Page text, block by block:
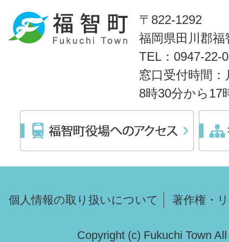
〒822-1292
福岡県田川郡福
TEL：0947-22-
窓口受付時間
8時30分から17
個人情報の取り扱いについて 著作権・
Copyright (c) Fukuchi Town